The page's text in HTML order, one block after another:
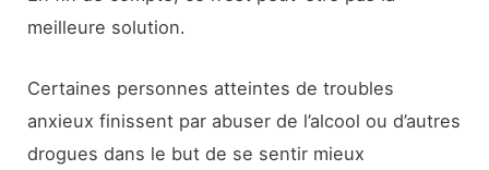
meilleure solution.
Certaines personnes atteintes de troubles
anxieux finissent par abuser de l’alcool ou d’autres
drogues dans le but de se sentir mieux